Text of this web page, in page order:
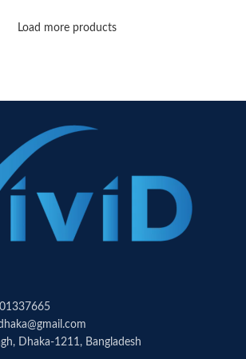
Load more products
Dhaka-1211, Bangladesh